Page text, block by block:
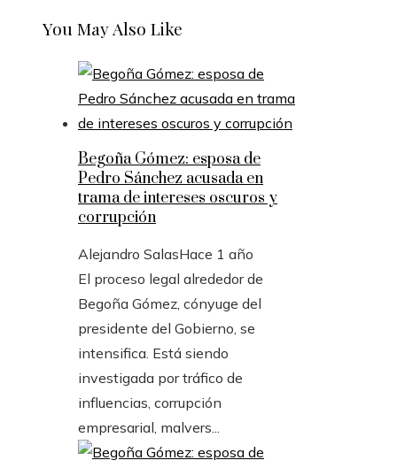
You May Also Like
Begoña Gómez: esposa de
Pedro Sánchez acusada en
trama de intereses oscuros y
corrupción
Alejandro SalasHace 1 año
El proceso legal alrededor de
Begoña Gómez, cónyuge del
presidente del Gobierno, se
intensifica. Está siendo
investigada por tráfico de
influencias, corrupción
empresarial, malvers...